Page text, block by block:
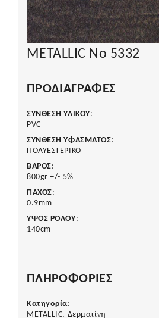
METALLIC No 5332
ΠΡΟΔΙΑΓΡΑΦΈΣ
ΣΥΝΘΕΣΗ ΥΛΙΚΟΥ:
PVC
ΣΥΝΘΕΣΗ ΥΦΑΣΜΑΤΟΣ:
ΠΟΛΥΕΣΤΕΡΙΚΟ
ΒΑΡΟΣ:
800gr +/- 5%
ΠΑΧΟΣ:
0.9mm
ΥΨΟΣ ΡΟΛΟΥ:
140cm
ΠΛΗΡΟΦΟΡΙΕΣ
Κατηγορία:
METALLIC, Δερματίνη